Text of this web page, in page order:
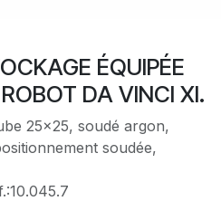
ÉQUIPÉE
DA VINCI XI.
25x25, soudé argon,
soudée,